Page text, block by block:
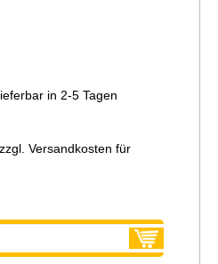
in 2-5 Tagen
Versandkosten für